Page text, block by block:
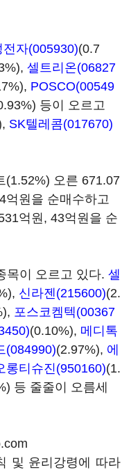
전자(005930)(0.7
셀트리온(06827
POSCO(00549
등이 오르고
SK텔레콤(017670)
(1.52%) 오른 671.07
억원을 순매수하고
억원, 43억원을 순
목이 오르고 있다. 셀
신라젠(215600)(2.
포스코켐텍(00367
(0.10%), 메디톡
(084990)(2.97%), 에
롱티슈진(950160)(1.
등 줄줄이 오름세
및 윤리강령에 따라